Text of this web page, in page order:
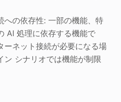
への依存性: 一部の機能、特
AI 処理に依存する機能で
ーネット接続が必要になる場
ン シナリオでは機能が制限